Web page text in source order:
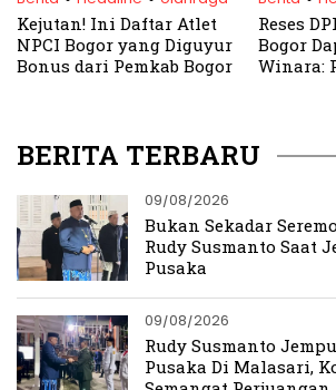
Kejutan! Ini Daftar Atlet
NPCI Bogor yang Diguyur
Bonus dari Pemkab Bogor
Reses
Bogor
Winara:
BERITA TERBARU
09/08/2026
Bukan Sekadar
Rudy Susmanto Saat
Pusaka
09/08/2026
Rudy Susmanto
Pusaka Di Malasari,